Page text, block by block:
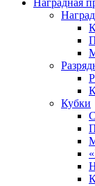
Наградная
Кубки